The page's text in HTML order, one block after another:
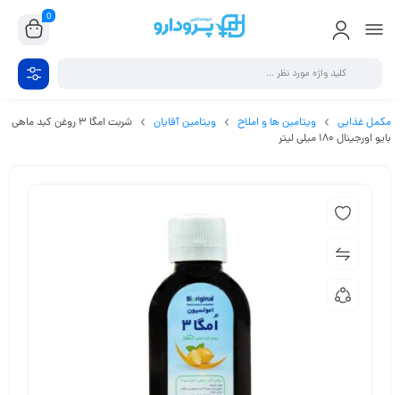
0
مکمل غذایی ویتامین ها و املاح ویتامین آقایان
شربت امگا 3 روغن کبد ماهی
بایو اورجینال 180 میلی لیتر